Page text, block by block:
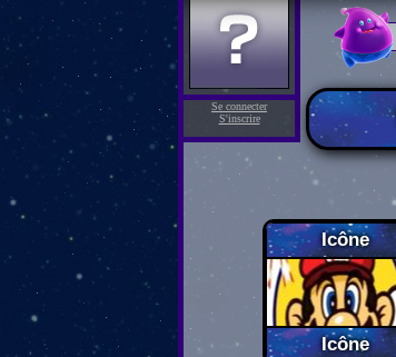
Se connecter
S'inscrire
Icône
Icône